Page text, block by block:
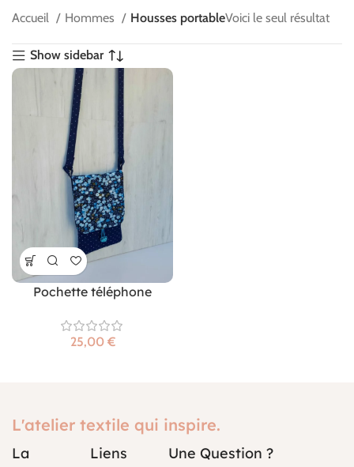
Accueil Hommes Housses portableVoici le seul résultat
Show sidebar
Pochette téléphone
€
L'atelier textile qui inspire.
La
Liens
Une Question ?